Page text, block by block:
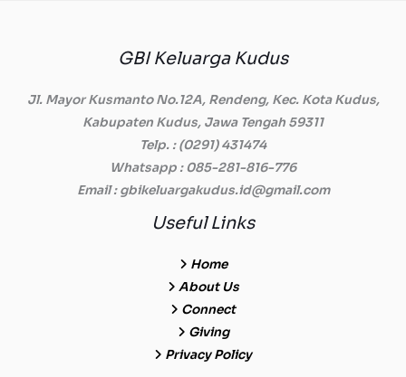
GBI Keluarga Kudus
Jl. Mayor Kusmanto No.12A, Rendeng, Kec. Kota Kudus,
Kabupaten Kudus, Jawa Tengah 59311
Telp. : (0291) 431474
Whatsapp : 085-281-816-776
Email: gbikeluargakudus.id@gmail.com
Useful Links
Home
About Us
Connect
Giving
Privacy Policy